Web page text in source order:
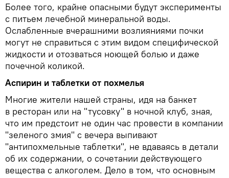
Более того, крайне опасными будут эксперименты
с питьем лечебной минеральной воды.
Ослабленные вчерашними возлияниями почки
могут не справиться с этим видом специфической
жидкости и отозваться ноющей болью и даже
почечной коликой.
Аспирин и таблетки от похмелья
Многие жители нашей страны, идя на банкет
в ресторан или на "тусовку" в ночной клуб, зная,
что им предстоит не один час провести в компании
"зеленого змия" с вечера выпивают
"антипохмельные таблетки", не вдаваясь в детали
об их содержании, о сочетании действующего
вещества с алкоголем. Дело в том, что основным